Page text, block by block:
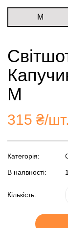
M
M
315 ₴/шт.
Категорія:
В наявності: 1
Кількість: